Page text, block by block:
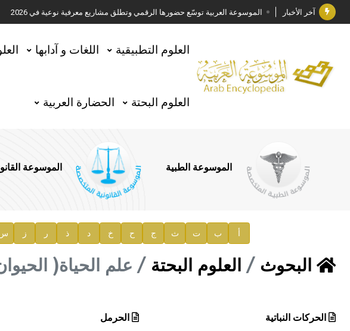
آخر الأخبار الموسوعة العربية توسّع حضورها الرقمي وتطلق مشاريع معرفية نوعية في 2026
جائزة مجمع الملك سلمان العالمي للغة العربية 2025
الأستاذ إياد خالد الطباع مدير عام لهيئة الموسوعة العربية
السيد محمد ياسين صالح وزيرا للثقافة
توصيات مجلس الإدارة
صدور المجلد السابع من موسوعة الآثار في سورية
إعلان..
هيئة الموسوعة العربية تطلق موسوعات جديدة في عام 2026
العلوم التطبيقية اللغات و آدابها
العلوم البحتة الحضارة العربية
الموسوعة الطبية الموسوعة
أ ب ت ث ج ح خ د ذ ر ز
البحوث العلوم البحتة علم الحياة(
الحركات النباتية الحرمل